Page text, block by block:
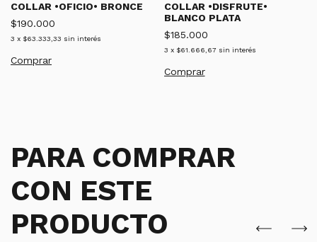
COLLAR •OFICIO• BRONCE
$190.000
3 x $63.333,33 sin interés
Comprar
COLLAR •DISFRUTE•
BLANCO PLATA
$185.000
3 x $61.666,67 sin interés
PARA COMPRAR
CON ESTE
PRODUCTO